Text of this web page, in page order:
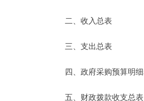
参与调查
走进北京
北京概况
二、收入总表
三、支出总表
四、政府采购预算明细
五、财政拨款收支总表